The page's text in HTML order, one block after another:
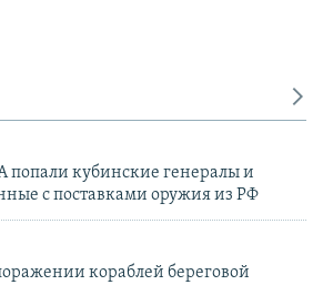
кубинские генералы и
с поставками оружия из РФ
кораблей береговой